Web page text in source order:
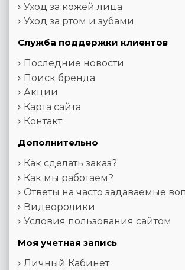
Уход за кожей лица
Уход за ртом и зубами
Служба поддержки клиентов
Последние новости
Поиск бренда
Акции
Карта сайта
Контакт
Дополнительно
Как сделать заказ?
Как мы работаем?
Ответы на часто задаваемые
Видеоролики
Условия пользования сайтом
Моя учетная запись
Личный Кабинет